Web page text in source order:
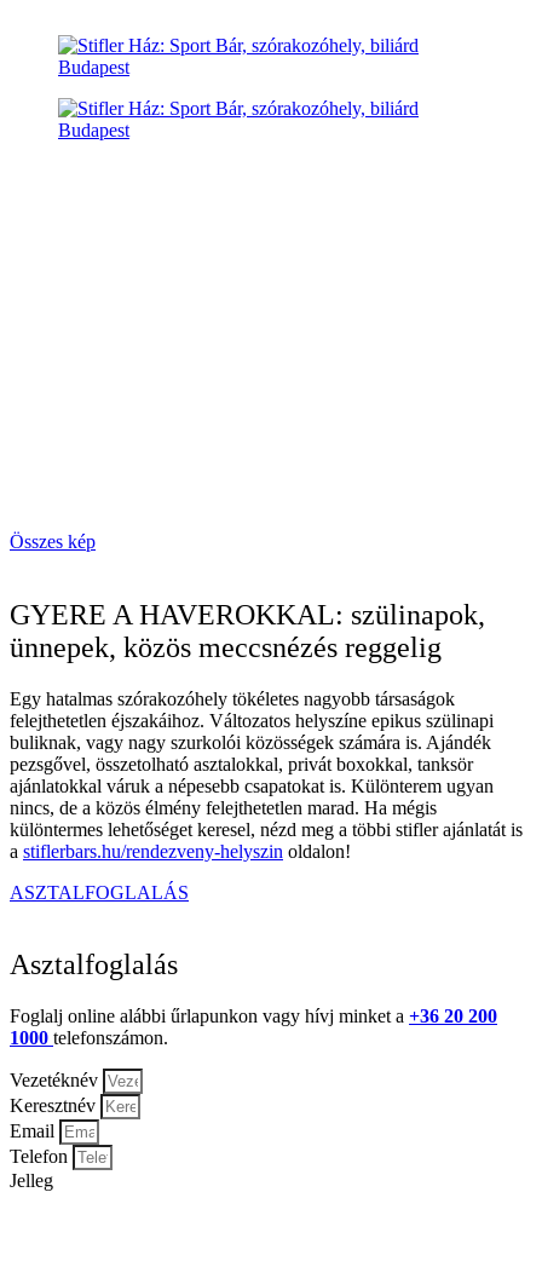
Összes kép
GYERE A HAVEROKKAL: szülinapok,
ünnepek, közös meccsnézés reggelig
Egy hatalmas szórakozóhely tökéletes nagyobb társaságok
felejthetetlen éjszakáihoz. Változatos helyszíne epikus szülinapi
buliknak, vagy nagy szurkolói közösségek számára is. Ajándék
pezsgővel, összetolható asztalokkal, privát boxokkal, tanksör
ajánlatokkal váruk a népesebb csapatokat is. Különterem ugyan
nincs, de a közös élmény felejthetetlen marad. Ha mégis
különtermes lehetőséget keresel, nézd meg a többi stifler ajánlatát is
a stiflerbars.hu/rendezveny-helyszin oldalon!
ASZTALFOGLALÁS
Asztalfoglalás
Foglalj online alábbi űrlapunkon vagy hívj minket a +36 20 200
1000 telefonszámon.
Vezetéknév
Keresztnév
Email
Telefon
Jelleg